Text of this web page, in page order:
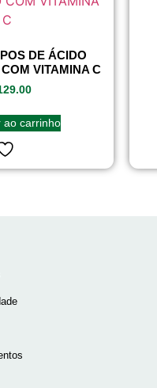
DE ÁCIDO
VITAMINA C
ao carrinho